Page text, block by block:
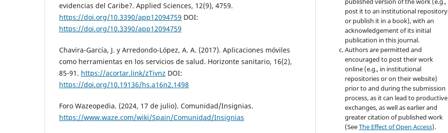
evidencias del Caribe?. Applied Sciences, 12(9), 4759.
https://doi.org/10.3390/app12094759 DOI:
https://doi.org/10.3390/app12094759
Chavira-García, J. y Arredondo-López, A. A. (2017). Aplicaciones móviles
como herramientas en los servicios de salud. Horizonte sanitario, 16(2),
85-91. https://acortar.link/zTivnz DOI:
https://doi.org/10.19136/hs.a16n2.1498
Foro Wazeopedia. (2024, 17 de julio). Comunidad/Insignias.
https://www.waze.com/wiki/Spain/Comunidad/Insignias
post it to an institutional repository
or publish it in a book), with an
acknowledgement of its initial
publication in this journal.
Authors are permitted and
encouraged to post their work
online (e.g., in institutional
repositories or on their website)
prior to and during the submission
process, as it can lead to productive
exchanges, as well as earlier and
greater citation of published work
(SeeThe Effect of Open Access).